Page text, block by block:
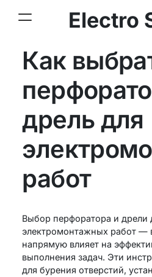
Electro
Как
дрель для
работ
Выбор перфоратора и дрели
электромонтажных работ —
напрямую влияет на
выполнения задач. Эти
для бурения отверстий,